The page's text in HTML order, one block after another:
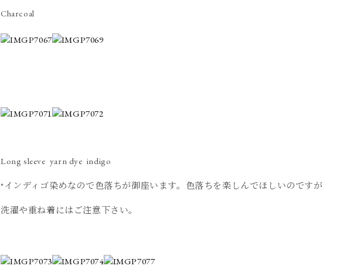
Charcoal
Long sleeve yarn dye indigo
*インディゴ染めなので色落ちが御座います。色落ちを楽しんでほしいのですが
洗濯や重ね着にはご注意下さい。